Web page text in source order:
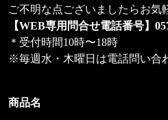
ご不明な点ございましたらお気
【WEB専用問合せ電話番号】
＊受付時間10時〜18時
※毎週水・木曜日は電話問い合
商品名